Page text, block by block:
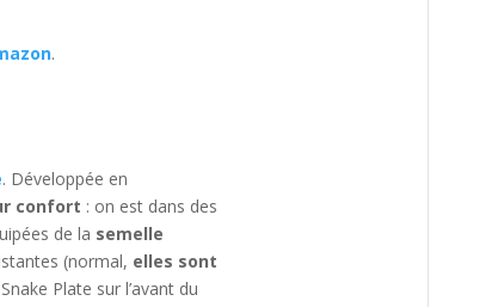
.
. Développée en
confort : on est dans des
de la semelle
(normal, elles sont
Plate sur l’avant du